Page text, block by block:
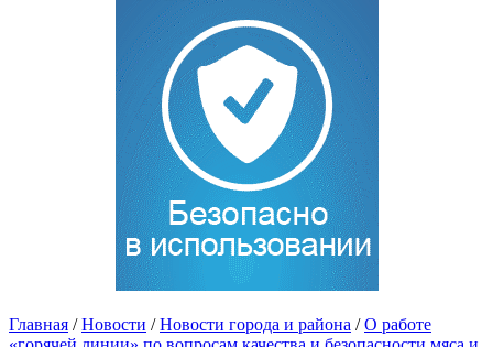
Главная / Новости / Новости города и района / О работе